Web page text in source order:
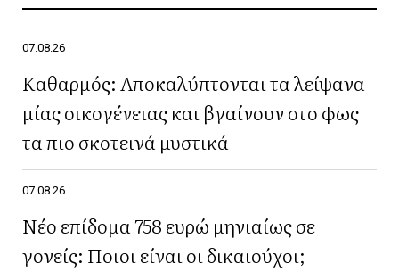
07.08.26
Καθαρμός: Αποκαλύπτονται τα λείψανα
μίας οικογένειας και βγαίνουν στο φως
τα πιο σκοτεινά μυστικά
07.08.26
Νέο επίδομα 758 ευρώ μηνιαίως σε
γονείς: Ποιοι είναι οι δικαιούχοι;